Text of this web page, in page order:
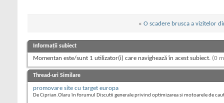
« O scadere brusca a vizitelor
Informații subiect
Momentan este/sunt 1 utilizator(i) care navighează în acest subiect. (0
Thread-uri Similare
promovare site cu target europa
De Ciprian.Olaru în forumul Discutii generale privind optimizarea si motoarele de